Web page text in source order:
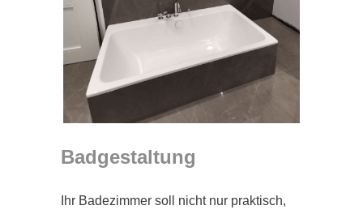
Badgestaltung
Ihr Badezimmer soll nicht nur praktisch,